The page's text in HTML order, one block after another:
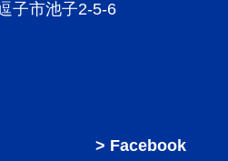
子市池子2-5-6
Facebook